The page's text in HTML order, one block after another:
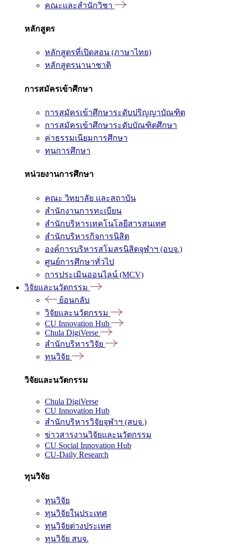
คณะและสำนักวิชา
หลักสูตร
หลักสูตรที่เปิดสอน (ภาษาไทย)
หลักสูตรนานาชาติ
การสมัครเข้าศึกษา
การสมัครเข้าศึกษาระดับปริญญาบัณฑิต
การสมัครเข้าศึกษาระดับบัณฑิตศึกษา
ค่าธรรมเนียมการศึกษา
ทุนการศึกษา
หน่วยงานการศึกษา
คณะ วิทยาลัย และสถาบัน
สำนักงานการทะเบียน
สำนักบริหารเทคโนโลยีสารสนเทศ
สำนักบริหารกิจการนิสิต
องค์การบริหารสโมสรนิสิตจุฬาฯ (อบจ.)
ศูนย์การศึกษาทั่วไป
การประเมินออนไลน์ (MCV)
วิจัยและนวัตกรรม
ย้อนกลับ
วิจัยและนวัตกรรม
CU Innovation Hub
Chula DigiVerse
สำนักบริหารวิจัย
ทุนวิจัย
วิจัยและนวัตกรรม
Chula DigiVerse
CU Innovation Hub
สำนักบริหารวิจัยจุฬาฯ (สบจ.)
ข่าวสารงานวิจัยและนวัตกรรม
CU Social Innovation Hub
CU-Daily Research
ทุนวิจัย
ทุนวิจัย
ทุนวิจัยในประเทศ
ทุนวิจัยต่างประเทศ
ทุนวิจัย สบจ.